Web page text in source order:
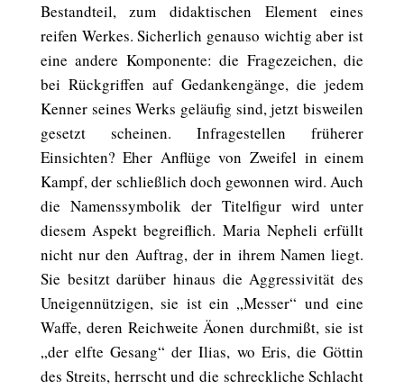
Bestandteil, zum didaktischen Element eines
reifen Werkes. Sicherlich genauso wichtig aber ist
eine andere Komponente: die Fragezeichen, die
bei Rückgriffen auf Gedankengänge, die jedem
Kenner seines Werks geläufig sind, jetzt bisweilen
gesetzt scheinen. Infragestellen früherer
Einsichten? Eher Anflüge von Zweifel in einem
Kampf, der schließlich doch gewonnen wird. Auch
die Namenssymbolik der Titelfigur wird unter
diesem Aspekt begreiflich. Maria Nepheli erfüllt
nicht nur den Auftrag, der in ihrem Namen liegt.
Sie besitzt darüber hinaus die Aggressivität des
Uneigennützigen, sie ist ein „Messer“ und eine
Waffe, deren Reichweite Äonen durchmißt, sie ist
„der elfte Gesang“ der Ilias, wo Eris, die Göttin
des Streits, herrscht und die schreckliche Schlacht